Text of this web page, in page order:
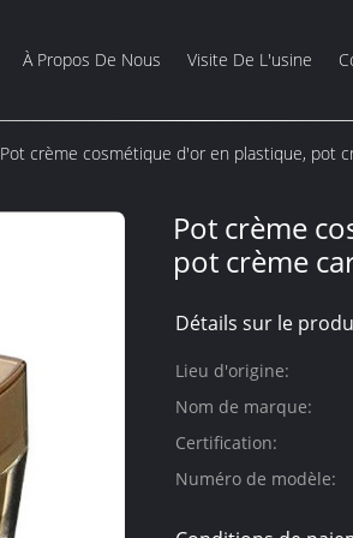
À Propos De Nous Visite De L'usine
Pot crème cosmétique d'or en plastique, pot
Pot crème
pot crème
Détails sur le
Lieu d'origine:
Nom de marque:
Certification:
Numéro de modèle: